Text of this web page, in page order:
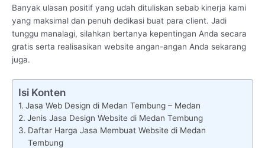
Banyak ulasan positif yang udah dituliskan sebab kinerja kami
yang maksimal dan penuh dedikasi buat para client. Jadi
tunggu manalagi, silahkan bertanya kepentingan Anda secara
gratis serta realisasikan website angan-angan Anda sekarang
juga.
Isi Konten
Jasa Web Design di Medan Tembung – Medan
Jenis Jasa Design Website di Medan Tembung
Daftar Harga Jasa Membuat Website di Medan
Tembung